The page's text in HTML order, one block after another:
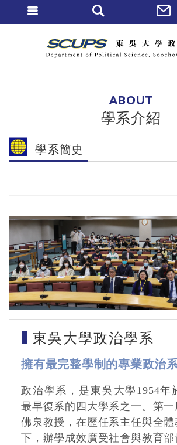
ABOUT
學系介紹
學系簡史
東吳大學政治學系
擁有最完整學制的專業政治
政治學系，是東吳大學 1954年
最早復系的四大學系之一。第
佛泉教授，在歷任系主任與全
下，辦學成效廣受社會與教育